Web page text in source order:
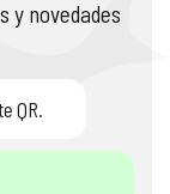
y novedades
QR.